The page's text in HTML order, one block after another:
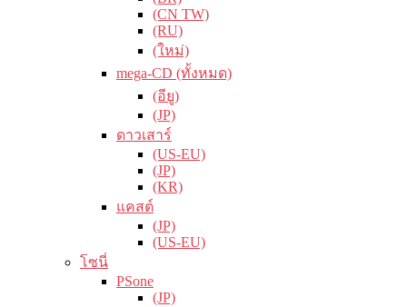
(CN TW)
(RU)
(ใหม่)
mega-CD (ทั้งหมด)
(อียู)
(JP)
ดาวเสาร์
(US-EU)
(JP)
(KR)
แคสต์
(JP)
(US-EU)
โซนี่
PSone
(JP)